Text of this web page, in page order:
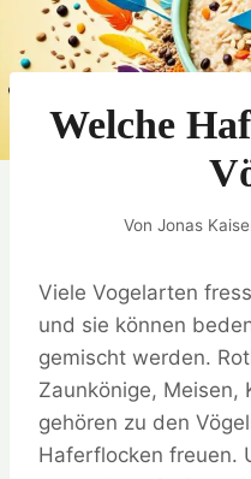
Welche
Von Jonas
Viele Vogelarten
und sie können
gemischt werden.
Zaunkönige, Meisen,
gehören zu den
Haferflocken freuen.